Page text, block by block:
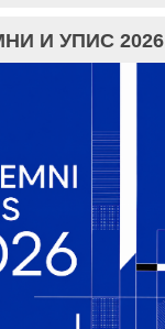
И УПИС 2026